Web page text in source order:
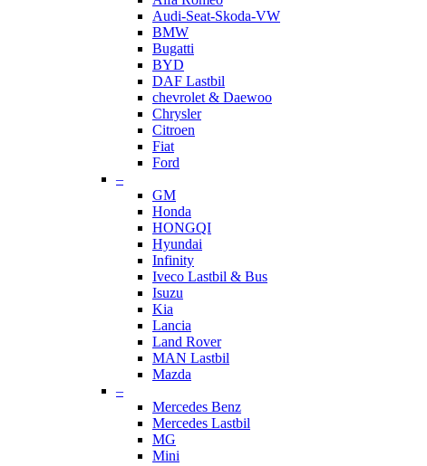
Audi-Seat-Skoda-VW
BMW
Bugatti
BYD
DAF Lastbil
chevrolet & Daewoo
Chrysler
Citroen
Fiat
Ford
–
GM
Honda
HONGQI
Hyundai
Infinity
Iveco Lastbil & Bus
Isuzu
Kia
Lancia
Land Rover
MAN Lastbil
Mazda
–
Mercedes Benz
Mercedes Lastbil
MG
Mini